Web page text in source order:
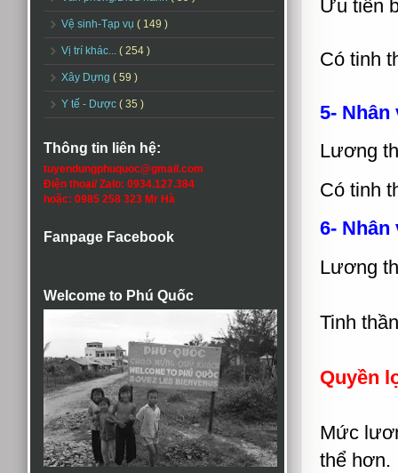
Vệ sinh-Tạp vụ ( 149 )
Vị trí khác... ( 254 )
Xây Dựng ( 59 )
Y tế - Dược ( 35 )
Thông tin liên hệ:
tuyendungphuquoc@gmail.com
Điện thoại/ Zalo: 0934.127.384
hoặc: 0985 258 323 Mr Hà
Fanpage Facebook
Welcome to Phú Quốc
Ưu tiên
Có tinh
5-
Lương
Có tinh
6-
Lương
Tinh
Quyền
Mức
thể hơn.